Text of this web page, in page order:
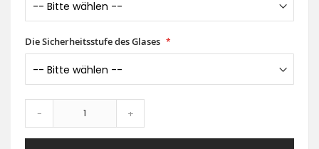
Die Sicherheitsstufe des Glases
- +